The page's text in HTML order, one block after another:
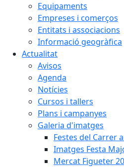
Equipaments
Empreses i comerços
Entitats i associacions
Informació geogràfica
Actualitat
Avisos
Agenda
Notícies
Cursos i tallers
Plans i campanyes
Galeria d'imatges
Festes del Carrer
Imatges Festa
Mercat Figueter